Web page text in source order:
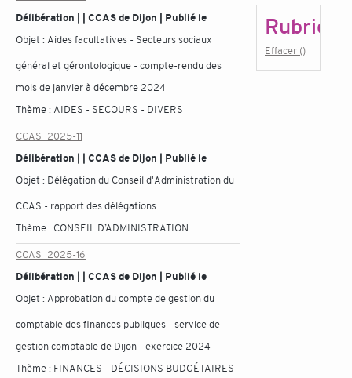
Délibération | | CCAS de Dijon | Publié le
Objet : Aides facultatives - Secteurs sociaux
général et gérontologique - compte-rendu des
mois de janvier à décembre 2024
Thème : AIDES - SECOURS - DIVERS
CCAS_2025-11
Délibération | | CCAS de Dijon | Publié le
Objet : Délégation du Conseil d'Administration du
CCAS - rapport des délégations
Thème : CONSEIL D’ADMINISTRATION
CCAS_2025-16
Délibération | | CCAS de Dijon | Publié le
Objet : Approbation du compte de gestion du
comptable des finances publiques - service de
gestion comptable de Dijon - exercice 2024
Thème : FINANCES - DÉCISIONS BUDGÉTAIRES
Rubrique
Effacer ()